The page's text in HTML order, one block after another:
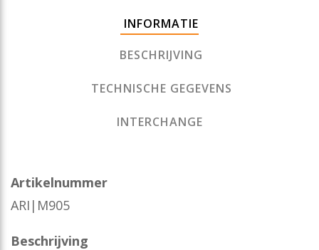
INFORMATIE
BESCHRIJVING
TECHNISCHE GEGEVENS
INTERCHANGE
Artikelnummer
ARI|M905
Beschrijving